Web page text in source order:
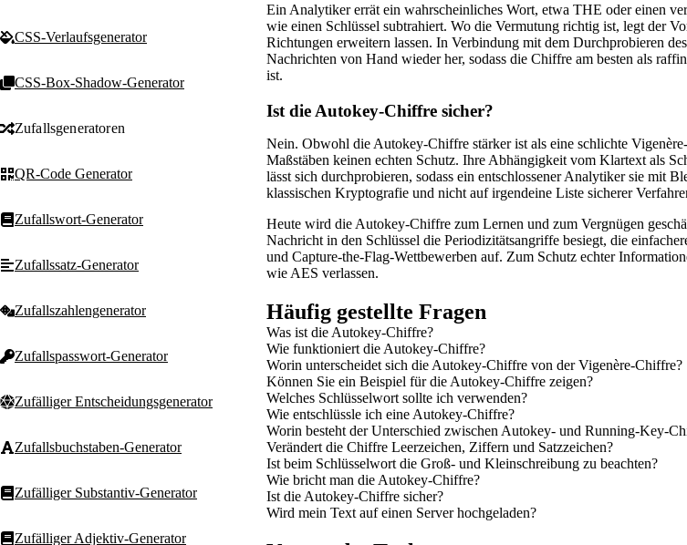
CSS-Verlaufsgenerator
CSS-Box-Shadow-Generator
Zufallsgeneratoren
QR-Code Generator
Zufallswort-Generator
Zufallssatz-Generator
Zufallszahlengenerator
Zufallspasswort-Generator
Zufälliger Entscheidungsgenerator
Zufallsbuchstaben-Generator
Zufälliger Substantiv-Generator
Zufälliger Adjektiv-Generator
Ein Analytiker errät ein wahrscheinliches Wort, etwa THE oder einen
wie einen Schlüssel subtrahiert. Wo die Vermutung richtig ist, legt der
Richtungen erweitern lassen. In Verbindung mit dem Durchprobieren
Nachrichten von Hand wieder her, sodass die Chiffre am besten als
ist.
Ist die Autokey-Chiffre sicher?
Nein. Obwohl die Autokey-Chiffre stärker ist als eine schlichte
Maßstäben keinen echten Schutz. Ihre Abhängigkeit vom Klartext als
lässt sich durchprobieren, sodass ein entschlossener Analytiker sie mit
klassischen Kryptografie und nicht auf irgendeine Liste sicherer
Heute wird die Autokey-Chiffre zum Lernen und zum Vergnügen
Nachricht in den Schlüssel die Periodizitätsangriffe besiegt, die
und Capture-the-Flag-Wettbewerben auf. Zum Schutz echter
wie AES verlassen.
Häufig gestellte Fragen
Was ist die Autokey-Chiffre?
Wie funktioniert die Autokey-Chiffre?
Worin unterscheidet sich die Autokey-Chiffre von der Vigenère-Chiffre?
Können Sie ein Beispiel für die Autokey-Chiffre zeigen?
Welches Schlüsselwort sollte ich verwenden?
Wie entschlüssle ich eine Autokey-Chiffre?
Worin besteht der Unterschied zwischen Autokey- und Running-Key-
Verändert die Chiffre Leerzeichen, Ziffern und Satzzeichen?
Ist beim Schlüsselwort die Groß- und Kleinschreibung zu beachten?
Wie bricht man die Autokey-Chiffre?
Ist die Autokey-Chiffre sicher?
Wird mein Text auf einen Server hochgeladen?